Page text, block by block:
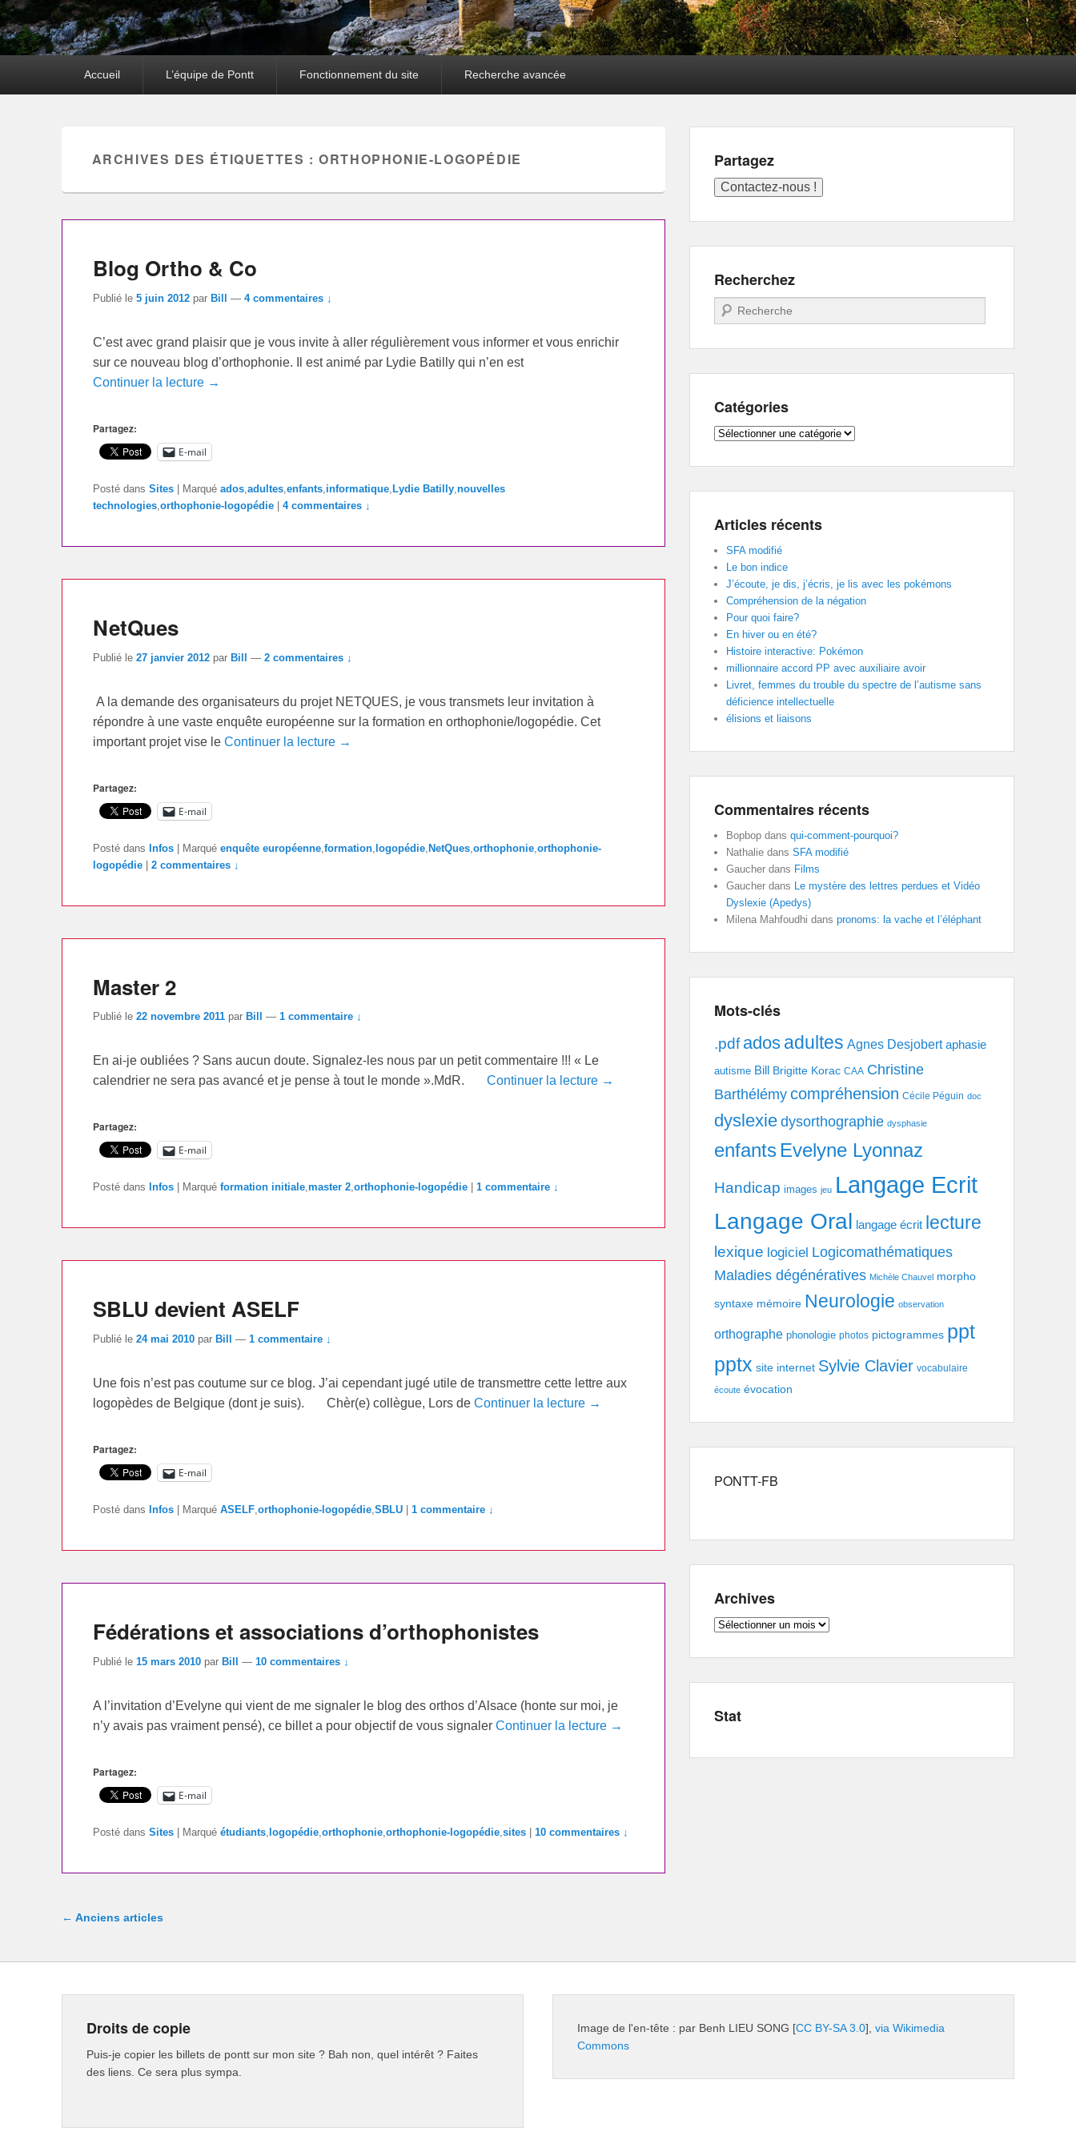
Accueil L’équipe de Pontt Fonctionnement du site Recherche avancée
ARCHIVES DES ÉTIQUETTES :ORTHOPHONIE-LOGOPÉDIE
Blog Ortho & Co
Publié le 5 juin 2012 par Bill — 4 commentaires ↓
C’est avec grand plaisir que je vous invite à aller régulièrement vous informer et vous enrichir
sur ce nouveau blog d’orthophonie. Il est animé par Lydie Batilly qui n’en est
Continuer la lecture →
Partagez:
E-mail
Posté dans Sites Marqué ados adultes enfants informatique Lydie Batilly nouvelles
technologies orthophonie-logopédie 4 commentaires ↓
NetQues
Publié le 27 janvier 2012 par Bill — 2 commentaires ↓
A la demande des organisateurs du projet NETQUES, je vous transmets leur invitation à
répondre à une vaste enquête européenne sur la formation en orthophonie/logopédie. Cet
important projet vise le Continuer la lecture →
Partagez:
E-mail
Posté dans Infos | Marqué enquête européenne formation logopédie NetQues orthophonie orthophonie-
logopédie | 2 commentaires ↓
Master 2
Publié le 22 novembre 2011 par Bill — 1 commentaire ↓
En ai-je oubliées ? Sans aucun doute. Signalez-les nous par un petit commentaire !!! « Le
calendrier ne sera pas avancé et je pense à tout le monde ».MdR. Continuer la lecture →
Partagez:
E-mail
Posté dans Infos Marqué formation initiale,master 2,orthophonie-logopédie 1 commentaire ↓
SBLU devient ASELF
Publié le 24 mai 2010 par Bill — 1 commentaire ↓
Une fois n’est pas coutume sur ce blog. J’ai cependant jugé utile de transmettre cette lettre aux
logopèdes de Belgique (dont je suis). Chèr(e) collègue, Lors de Continuer la lecture →
Partagez:
E-mail
Posté dans Infos Marqué ASELF,orthophonie-logopédie,SBLU 1 commentaire ↓
Fédérations et associations d’orthophonistes
Publié le 15 mars 2010 par Bill — 10 commentaires ↓
A l’invitation d’Evelyne qui vient de me signaler le blog des orthos d’Alsace (honte sur moi, je
n’y avais pas vraiment pensé), ce billet a pour objectif de vous signaler Continuer la lecture →
Partagez:
E-mail
Posté dans Sites Marqué étudiants, logopédie,orthophonie,orthophonie-logopédie,sites 10 commentaires ↓
Navigation dans les articles
← Anciens articles
Partagez
Recherchez
Recherche
Catégories
Catégories
Articles récents
SFA modifié
Le bon indice
J’écoute, je dis, j’écris, je lis avec les pokémons
Compréhension de la négation
Pour quoi faire?
En hiver ou en été?
Histoire interactive: Pokémon
millionnaire accord PP avec auxiliaire avoir
Livret, femmes du trouble du spectre de l’autisme sans
déficience intellectuelle
élisions et liaisons
Commentaires récents
Bopbop dans qui-comment-pourquoi?
Nathalie dans SFA modifié
Gaucher dans Films
Gaucher dans Le mystère des lettres perdues et Vidéo
Dyslexie (Apedys)
Milena Mahfoudhi dans pronoms: la vache et l’éléphant
Mots-clés
.pdf ados adultes Agnes Desjobert aphasie
autisme Bill Brigitte Korac CAA Christine
Barthélémycompréhension Cécile Péguin doc
dyslexie dysorthographie dysphasie
enfants Evelyne Lyonnaz
Handicap images jeu Langage Ecrit
Langage Oral langage écrit lecture
lexique logiciel Logicomathématiques
Maladies dégénératives Michèle Chauvel morpho
syntaxe mémoire Neurologie observation
orthographe phonologie photos pictogrammes ppt
pptx site internet Sylvie Clavier vocabulaire
écoute évocation
PONTT-FB
Archives
Archives
Stat
Droits de copie
Puis-je copier les billets de pontt sur mon site ? Bah non, quel intérêt ? Faites
des liens. Ce sera plus sympa.
Image de l'en-tête : par Benh LIEU SONG [CC BY-SA 3.0], via Wikimedia
Commons